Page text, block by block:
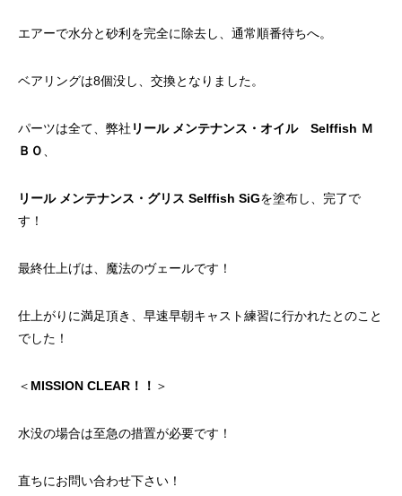
エアーで水分と砂利を完全に除去し、通常順番待ちへ。
ベアリングは8個没し、交換となりました。
パーツは全て、弊社 リール メンテナンス・オイル Selffish Ｍ
ＢＯ
リール メンテナンス・グリス Selffish SiGを塗布し、完了で
す！
最終仕上げは、 魔法のヴェールです！
仕上がりに満足頂き、早速早朝キャスト練習に行かれたとのこと
でした！
＜ MISSION CLEAR！！ ＞
水没の場合は至急の措置が必要です！
直ちにお問い合わせ下さい！